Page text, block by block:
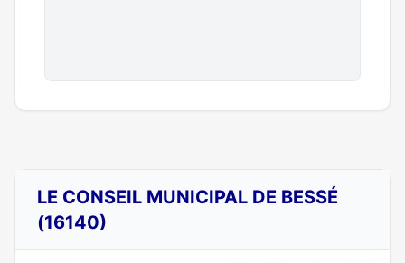
LE CONSEIL MUNICIPAL DE BESSÉ
(16140)